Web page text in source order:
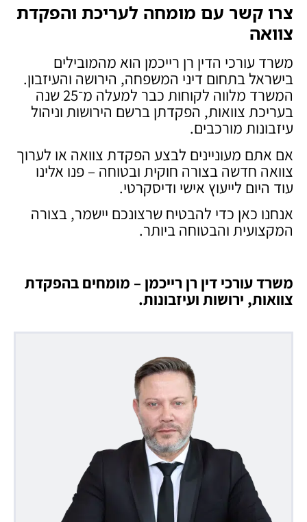
צרו קשר עם מומחה לעריכת והפקדת
צוואה
משרד עורכי הדין רן רייכמן הוא מהמובילים
בישראל בתחום דיני המשפחה, הירושה והעיזבון.
המשרד מלווה לקוחות כבר למעלה מ־25 שנה
בעריכת צוואות, הפקדתן ברשם הירושות וניהול
עיזבונות מורכבים.
אם אתם מעוניינים לבצע הפקדת צוואה או לערוך
צוואה חדשה בצורה חוקית ובטוחה – פנו אלינו
עוד היום לייעוץ אישי ודיסקרטי.
אנחנו כאן כדי להבטיח שרצונכם יישמר, בצורה
המקצועית והבטוחה ביותר.
משרד עורכי דין רן רייכמן – מומחים בהפקדת
צוואות, ירושות ועיזבונות.